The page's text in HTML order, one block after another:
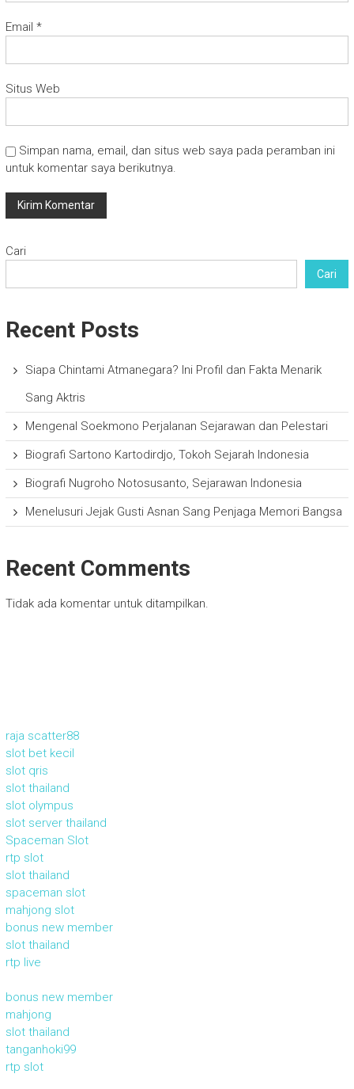
Email *
Situs Web
Simpan nama, email, dan situs web saya pada peramban ini
untuk komentar saya berikutnya.
Cari
Cari
Recent Posts
Siapa Chintami Atmanegara? Ini Profil dan Fakta Menarik
Sang Aktris
Mengenal Soekmono Perjalanan Sejarawan dan Pelestari
Biografi Sartono Kartodirdjo, Tokoh Sejarah Indonesia
Biografi Nugroho Notosusanto, Sejarawan Indonesia
Menelusuri Jejak Gusti Asnan Sang Penjaga Memori Bangsa
Recent Comments
Tidak ada komentar untuk ditampilkan.
raja scatter88
slot bet kecil
slot qris
slot thailand
slot olympus
slot server thailand
Spaceman Slot
rtp slot
slot thailand
spaceman slot
mahjong slot
bonus new member
slot thailand
rtp live
bonus new member
mahjong
slot thailand
tanganhoki99
rtp slot